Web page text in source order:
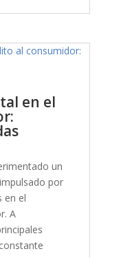
en el
un
por
en el
A